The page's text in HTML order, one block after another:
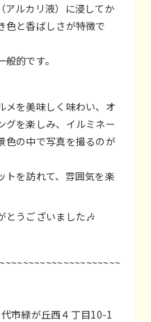
アルカリ液）に浸してか
色と香ばしさが特徴で
的です。
メを美味しく味わい、オ
グを楽しみ、イルミネー
色の中で写真を撮るのが
トを訪れて、雰囲気を楽
とうございました🎶
市緑が丘西４丁目10-1